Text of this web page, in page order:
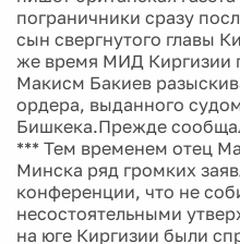
пограничники сразу
сын свергнутого главы
же время МИД Киргизии
Макисм Бакиев
ордера, выданного
Бишкека.Прежде
*** Тем временем отец
Минска ряд громких
конференции, что не
несостоятельными
на юге Киргизии были